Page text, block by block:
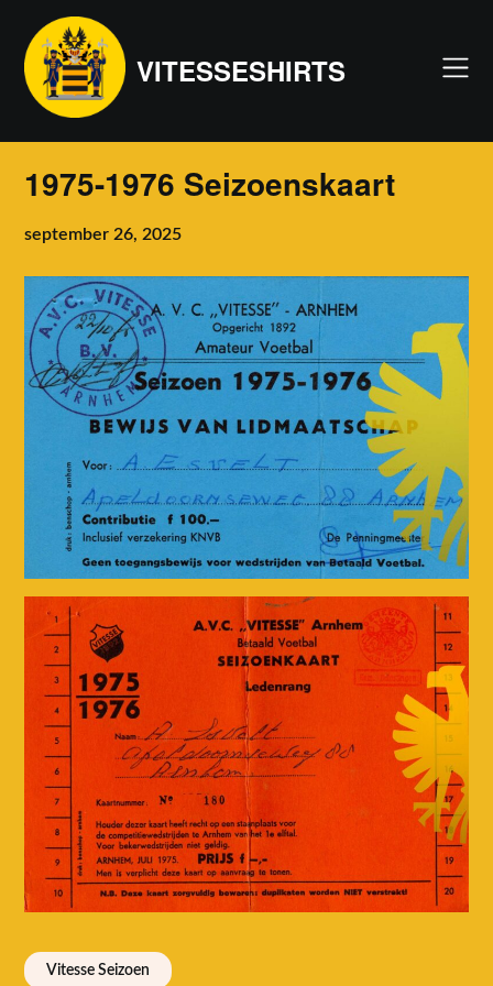
content
VITESSESHIRTS
1975-1976 Seizoenskaart
september 26, 2025
Vitesse Seizoen